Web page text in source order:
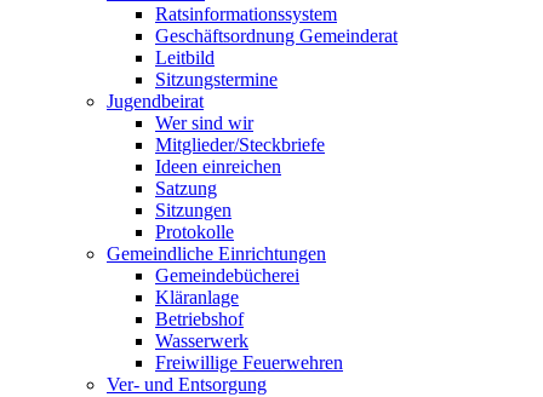
Ratsinformationssystem
Geschäftsordnung Gemeinderat
Leitbild
Sitzungstermine
Jugendbeirat
Wer sind wir
Mitglieder/Steckbriefe
Ideen einreichen
Satzung
Sitzungen
Protokolle
Gemeindliche Einrichtungen
Gemeindebücherei
Kläranlage
Betriebshof
Wasserwerk
Freiwillige Feuerwehren
Ver- und Entsorgung